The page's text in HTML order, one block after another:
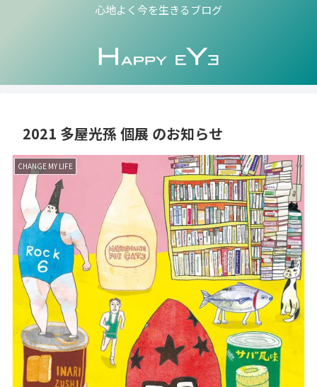
心地よく今を生きるブログ
2021 多屋光孫 個展 のお知らせ
CHANGE MY LIFE